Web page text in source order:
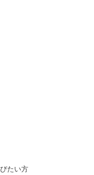
たい方